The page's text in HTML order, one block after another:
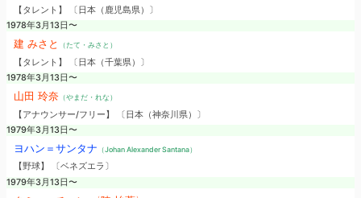
【タレント】 〔日本（鹿児島県）〕
1978年3月13日〜
建 みさと （たて・みさと）
【タレント】 〔日本（千葉県）〕
1978年3月13日〜
山田 玲奈（やまだ・れな）
【アナウンサー/フリー】 〔日本（神奈川県）〕
1979年3月13日〜
ヨハン＝サンタナ （Johan Alexander Santana）
【野球】 〔ベネズエラ〕
1979年3月13日〜